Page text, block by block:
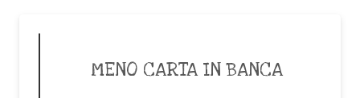
MENO CARTA IN BANCA